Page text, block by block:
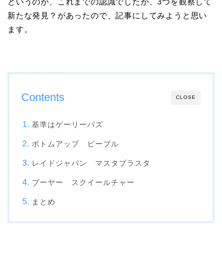
というのが、これまでの認識でしたが、3つを観察して
新たな発見？があったので、記事にしてみようと思い
ます。
CLOSE
Contents
基準はゲーリーバズ
ボトムアップ ビーブル
レイドジャパン マスタブラスタ
ブーヤー スクイールチャー
まとめ